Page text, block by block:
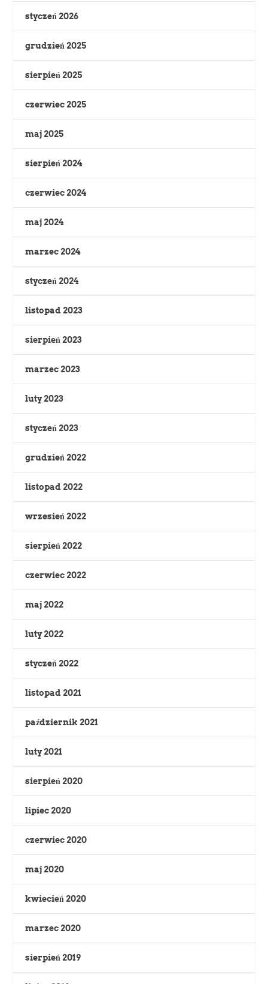
styczeń 2026
grudzień 2025
sierpień 2025
czerwiec 2025
maj 2025
sierpień 2024
czerwiec 2024
maj 2024
marzec 2024
styczeń 2024
listopad 2023
sierpień 2023
marzec 2023
luty 2023
styczeń 2023
grudzień 2022
listopad 2022
wrzesień 2022
sierpień 2022
czerwiec 2022
maj 2022
luty 2022
styczeń 2022
listopad 2021
październik 2021
luty 2021
sierpień 2020
lipiec 2020
czerwiec 2020
maj 2020
kwiecień 2020
marzec 2020
sierpień 2019